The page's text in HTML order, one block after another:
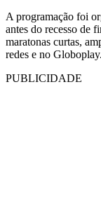
A programação foi
antes do recesso de
maratonas curtas,
redes e no Globoplay.
PUBLICIDADE